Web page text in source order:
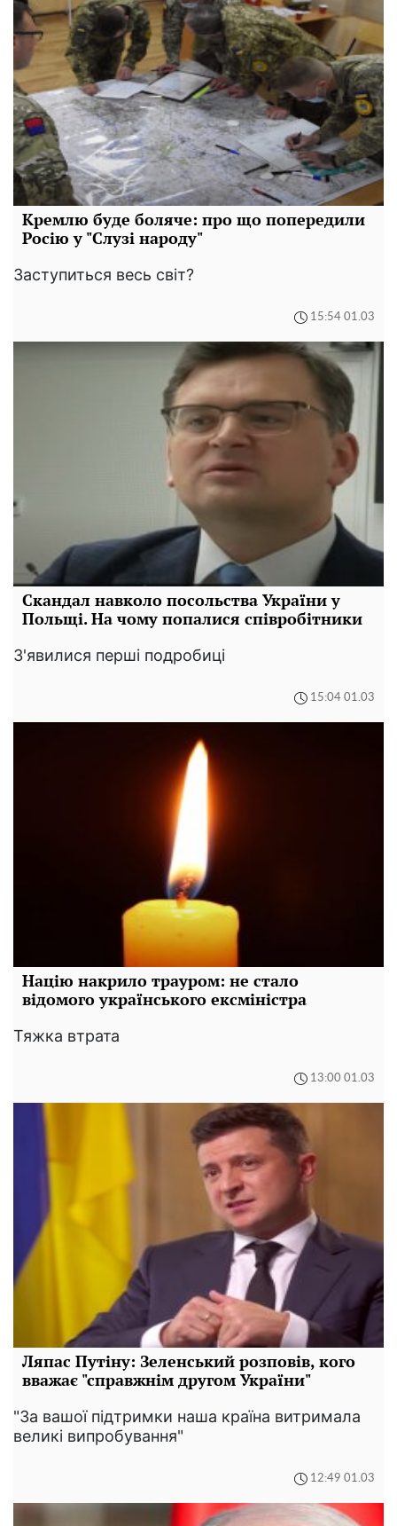
Кремлю буде боляче: про що попередили
Росію у "Слузі народу"
Заступиться весь світ?
15:54 01.03
Скандал навколо посольства України у
Польщі. На чому попалися співробітники
З'явилися перші подробиці
15:04 01.03
Націю накрило трауром: не стало
відомого українського ексміністра
Тяжка втрата
13:00 01.03
Ляпас Путіну: Зеленський розповів, кого
вважає "справжнім другом України"
"За вашої підтримки наша країна витримала
великі випробування"
12:49 01.03